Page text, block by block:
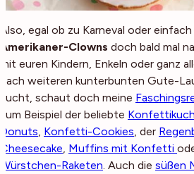
Also, egal ob zu Karneval oder
Amerikaner-Clowns doch bald mal
mit euren Kindern, Enkeln oder ganz
nach weiteren kunterbunten Gute-
sucht, schaut doch meine
zum Beispiel der beliebte
Donuts Konfetti-Cookies , der
Cheesecake Muffins mit Konfetti
Würstchen-Raketen . Auch die süßen